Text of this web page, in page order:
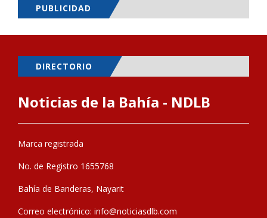
PUBLICIDAD
DIRECTORIO
Noticias de la Bahía - NDLB
Marca registrada
No. de Registro 1655768
Bahía de Banderas, Nayarit
Correo electrónico: info@noticiasdlb.com